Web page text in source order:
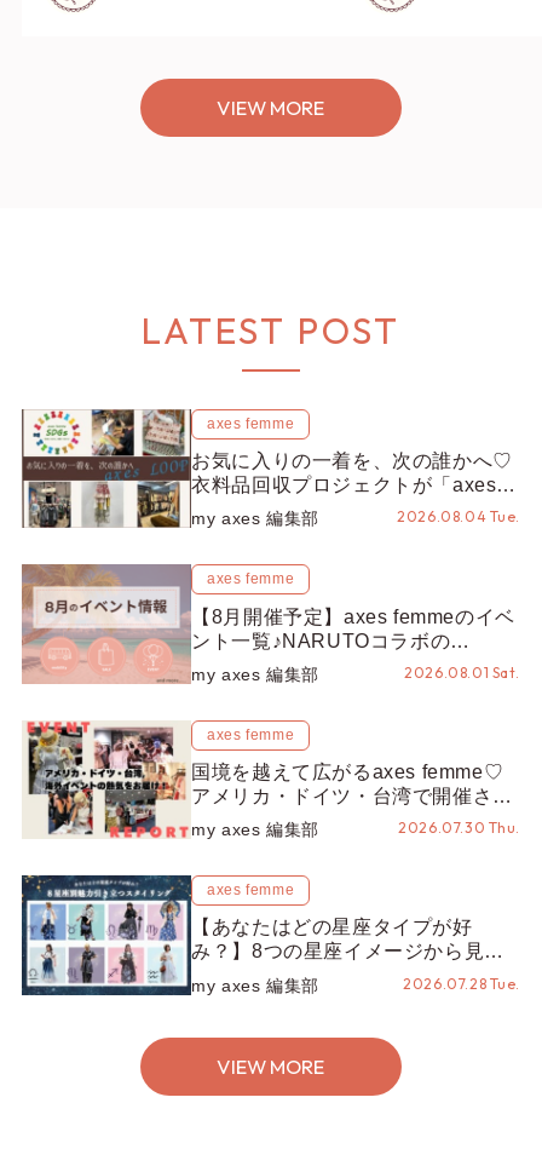
VIEW MORE
LATEST POST
axes femme
お気に入りの一着を、次の誰かへ♡
衣料品回収プロジェクトが「axes
LOOP」にアップデート！活用する
とポイントが手に入る◎
my axes 編集部 2026.08.04 Tue.
axes femme
【8月開催予定】axes femmeのイベ
ント一覧♪NARUTOコラボの
REZEN POPUPから、プチYour
Stage.、ティーパーティまで！8月
my axes 編集部 2026.08.01 Sat.
axes femme
国境を越えて広がるaxes femme♡
アメリカ・ドイツ・台湾で開催され
たイベントをお届け！美沙子さんか
らのコメントも♬【海外イベントレ
my axes 編集部 2026.07.30 Thu.
axes femme
【あなたはどの星座タイプが好
み？】8つの星座イメージから見つ
ける、魅力引き立つスタイリング♡
my axes 編集部 2026.07.28 Tue.
VIEW MORE